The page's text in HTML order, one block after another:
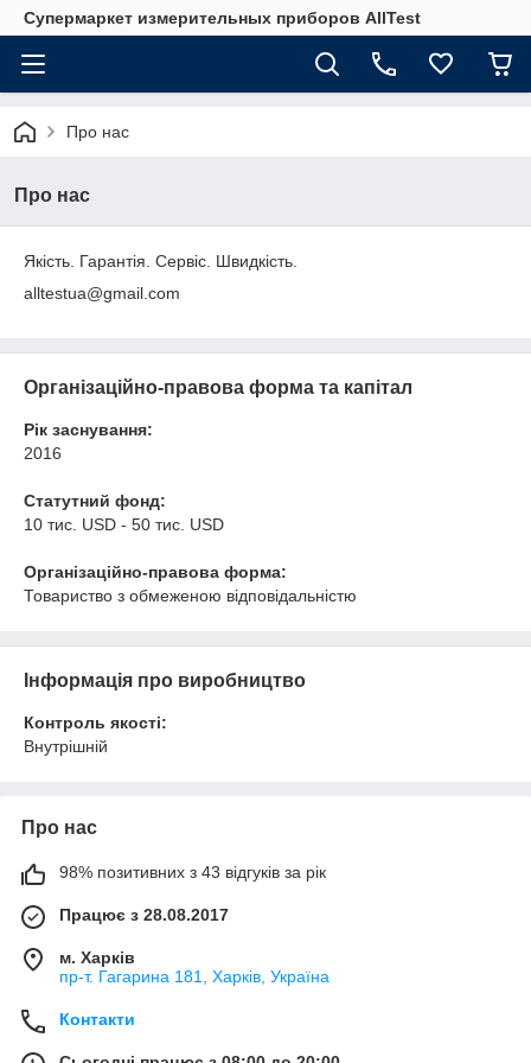
Супермаркет измерительных приборов AllTest
Про нас
Про нас
Якість. Гарантія. Сервіс. Швидкість.
alltestua@gmail.com
Організаційно-правова форма та капітал
Рік заснування:
2016
Статутний фонд:
10 тис. USD - 50 тис. USD
Організаційно-правова форма:
Товариство з обмеженою відповідальністю
Інформація про виробництво
Контроль якості:
Внутрішній
Про нас
98% позитивних з 43 відгуків за рік
Працює з 28.08.2017
м. Харків
пр-т. Гагарина 181, Харків, Україна
Контакти